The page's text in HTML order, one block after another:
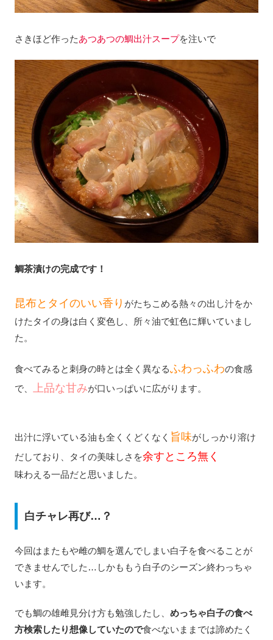
さきほど作ったあつあつの鯛出汁スープを注いで
鯛茶漬けの完成です！
昆布とタイのいい香り がたちこめる熱々の出し汁をか
けたタイの身は白く変色し、所々油で虹色に輝いていまし
た。
食べてみると刺身の時とは全く異なるふわっふわの食感
で、
上品な甘みが口いっぱいに広がります。
出汁に浮いている油も全くくどくなく 旨味がしっかり溶け
だしており、タイの美味しさを余すところ無く
味わえる一品だと思いました。
白チャレ再び…？
今回はまたもや雌の鯛を選んでしまい白子を食べることが
できませんでした…しかももう白子のシーズン終わっちゃ
います。
でも鯛の雄雌見分け方も勉強したし、 めっちゃ白子の食べ
方検索したり想像していたので食べないままでは諦めたく